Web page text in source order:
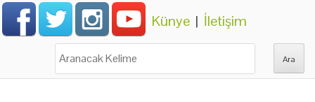
Künye | İletişim